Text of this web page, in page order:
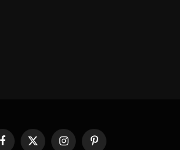
Facebook
X InstagramPinterest